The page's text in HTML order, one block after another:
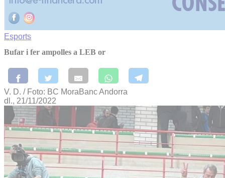
Esports
Bufar i fer ampolles a LEB or
V. D. / Foto: BC MoraBanc Andorra
dl., 21/11/2022